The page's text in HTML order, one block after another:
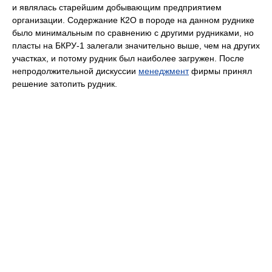
и являлась старейшим добывающим предприятием
организации. Содержание К2О в породе на данном руднике
было минимальным по сравнению с другими рудниками, но
пласты на БКРУ-1 залегали значительно выше, чем на других
участках, и потому рудник был наиболее загружен. После
непродолжительной дискуссии менеджментфирмы принял
решение затопить рудник.